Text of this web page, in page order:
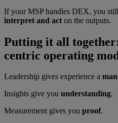
If your MSP handles DEX, you
interpret and act on the outputs.
Putting it all
centric operating
Leadership gives experience a
Insights give you understanding.
Measurement gives you proof.